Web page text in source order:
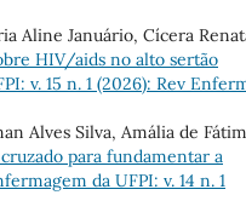
Aline Januário, Cícera
HIV/aids no alto sertão
v. 15 n. 1 (2026): Rev
Alves Silva, Amália de
para fundamentar a
da UFPI: v. 14 n. 1